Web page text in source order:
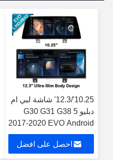
10.25'/12.3' شاشة لبي ام
دبليو 5 G30 G31 G38
2017-2020 EVO Android
Multimedia Player
احصل على افضل